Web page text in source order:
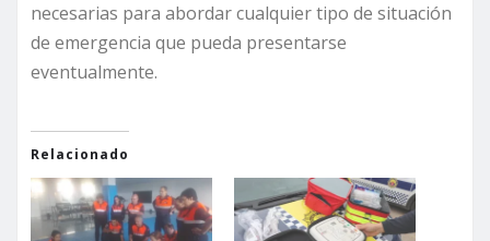
necesarias para abordar cualquier tipo de situación
de emergencia que pueda presentarse
eventualmente.
Relacionado